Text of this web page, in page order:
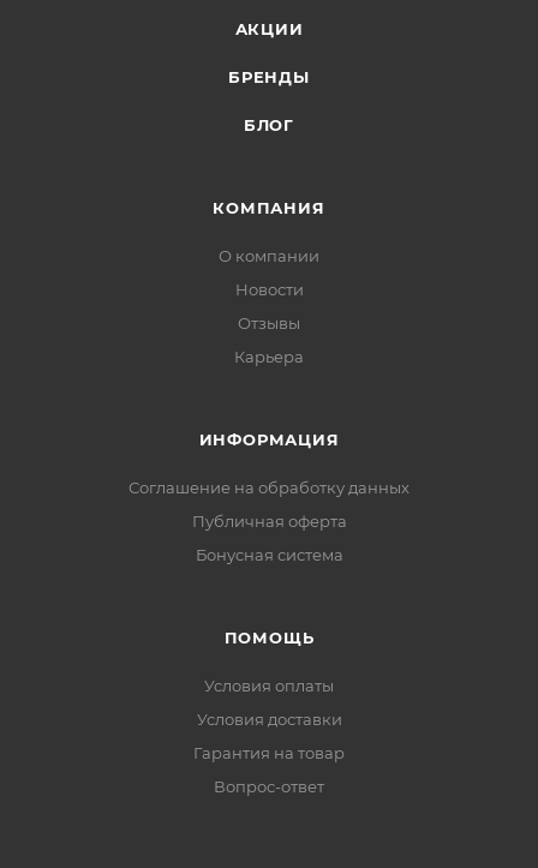
АКЦИИ
БРЕНДЫ
БЛОГ
КОМПАНИЯ
О компании
Новости
Отзывы
Карьера
ИНФОРМАЦИЯ
Соглашение на обработку данных
Публичная оферта
Бонусная система
ПОМОЩЬ
Условия оплаты
Условия доставки
Гарантия на товар
Вопрос-ответ